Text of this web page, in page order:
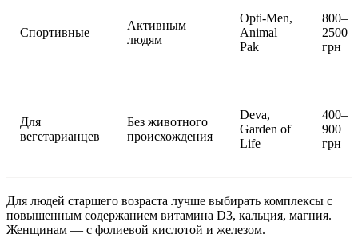
Спортивные
Активным
людям
Opti-Men,
Animal
Pak
800–
2500
грн
Для
вегетарианцев
Без животного
происхождения
Deva,
Garden of
Life
400–
900
грн
Для людей старшего возраста лучше выбирать комплексы с
повышенным содержанием витамина D3, кальция, магния.
Женщинам — с фолиевой кислотой и железом.